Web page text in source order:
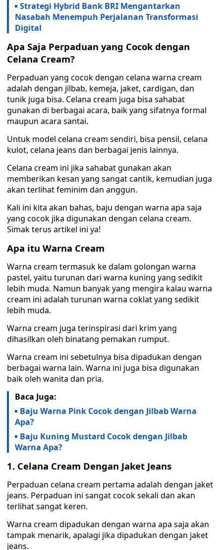
Strategi Hybrid Bank BRI Mengantarkan
Nasabah Menempuh Perjalanan Transformasi
Digital
Apa Saja Perpaduan yang Cocok dengan
Celana Cream?
Perpaduan yang cocok dengan celana warna cream
adalah dengan jilbab, kemeja, jaket, cardigan, dan
tunik juga bisa. Celana cream juga bisa sahabat
gunakan di berbagai acara, baik yang sifatnya formal
maupun acara santai.
Untuk model celana cream sendiri, bisa pensil, celana
kulot, celana jeans dan berbagai jenis lainnya.
Celana cream ini jika sahabat gunakan akan
memberikan kesan yang sangat cantik, kemudian juga
akan terlihat feminim dan anggun.
Kali ini kita akan bahas, baju dengan warna apa saja
yang cocok jika digunakan dengan celana cream.
Simak terus artikel ini ya!
Apa itu Warna Cream
Warna cream termasuk ke dalam golongan warna
pastel, yaitu turunan dari warna kuning yang sedikit
lebih muda. Namun banyak yang mengira kalau warna
cream ini adalah turunan warna coklat yang sedikit
lebih muda.
Warna cream juga terinspirasi dari krim yang
dihasilkan oleh binatang pemakan rumput.
Warna cream ini sebetulnya bisa dipadukan dengan
berbagai warna lain. Warna ini juga bisa digunakan
baik oleh wanita dan pria.
Baca Juga:
Baju Warna Pink Cocok dengan Jilbab Warna
Apa?
Baju Kuning Mustard Cocok dengan Jilbab
Warna Apa?
1. Celana Cream Dengan Jaket Jeans
Perpaduan celana cream pertama adalah dengan jaket
jeans. Perpaduan ini sangat cocok sekali dan akan
terlihat sangat keren.
Warna cream dipadukan dengan warna apa saja akan
tampak menarik, apalagi jika dipadukan dengan jaket
jeans.